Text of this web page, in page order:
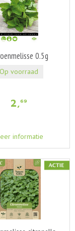
0.5g
2,69
informatie
Op voorraad